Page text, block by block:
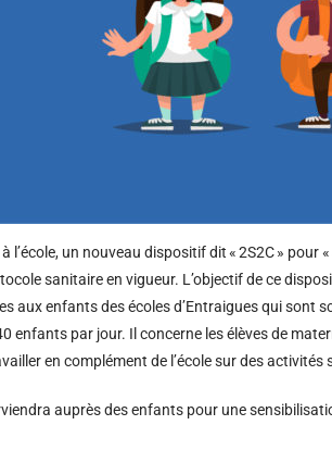
l’école, un nouveau dispositif dit « 2S2C » pour
sanitaire en vigueur. L’objectif de ce
aux enfants des écoles d’Entraigues qui sont
enfants par jour. Il concerne les élèves de
en complément de l’école sur des
auprès des enfants pour une